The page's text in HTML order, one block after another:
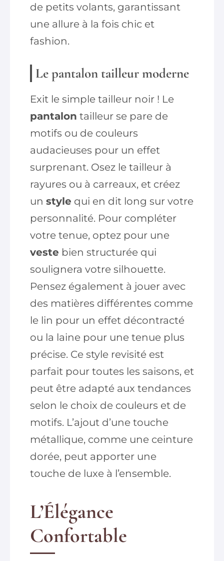
de petits volants, garantissant
une allure à la fois chic et
fashion.
Lepantalon tailleur moderne
Exit le simple tailleur noir ! Le
pantalon tailleur se pare de
motifs ou de couleurs
audacieuses pour un effet
surprenant. Osez le tailleur à
rayures ou à carreaux, et créez
un style qui en dit long sur votre
personnalité. Pour compléter
votre tenue, optez pour une
veste bien structurée qui
soulignera votre silhouette.
Pensez également à jouer avec
des matières différentes comme
le lin pour un effet décontracté
ou la laine pour une tenue plus
précise. Ce style revisité est
parfait pour toutes les saisons, et
peut être adapté aux tendances
selon le choix de couleurs et de
motifs. L’ajout d’une touche
métallique, comme une ceinture
dorée, peut apporter une
touche de luxe à l’ensemble.
L’Élégance
Confortable